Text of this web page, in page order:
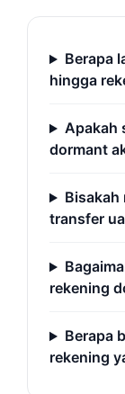
Berapa
hingga
Apakah
dormant
Bisakah
transfer
rekening
Berapa
rekening